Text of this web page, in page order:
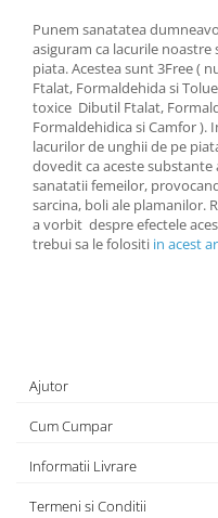
Punem sanatatea
asiguram ca lacurile noastre
piata. Acestea sunt 3Free (
Ftalat, Formaldehida si
toxice Dibutil Ftalat,
Formaldehidica si Camfor ).
lacurilor de unghii de pe
dovedit ca aceste
sanatatii femeilor,
sarcina, boli ale plamanilor.
a vorbit despre efectele
trebui sa le folositi in acest
Ajutor
Cum Cumpar
Informatii Livrare
Termeni si Conditii